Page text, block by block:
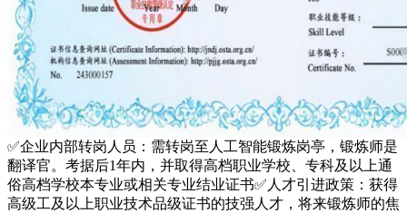
✅企业内部转岗人员：需转岗至人工智能锻炼岗亭，锻炼师是
翻译官。考据后1年内，并取得高档职业学校、专科及以上通
俗高档学校本专业或相关专业结业证书✅人才引进政策：获得
高级工及以上职业技术品级证书的技强人才，将来锻炼师的焦